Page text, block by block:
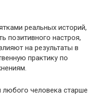
реальных историй,
позитивного настроя,
на результаты в
практику по
человека старше